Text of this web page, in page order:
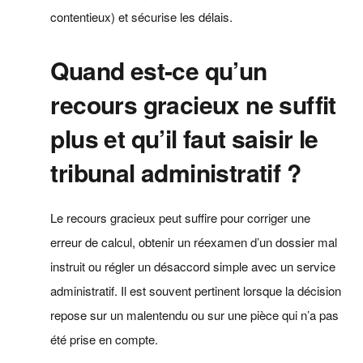
contentieux) et sécurise les délais.
Quand est‑ce qu’un
recours gracieux ne suffit
plus et qu’il faut saisir le
tribunal administratif ?
Le recours gracieux peut suffire pour corriger une
erreur de calcul, obtenir un réexamen d’un dossier mal
instruit ou régler un désaccord simple avec un service
administratif. Il est souvent pertinent lorsque la décision
repose sur un malentendu ou sur une pièce qui n’a pas
été prise en compte.